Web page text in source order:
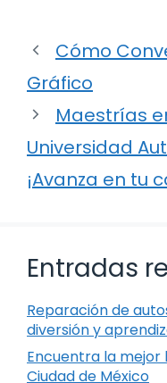
Cómo
Gráfico
Maestrías
Universidad
¡Avanza en tu
Entradas
Reparación de
diversión y
Encuentra la
Ciudad de México